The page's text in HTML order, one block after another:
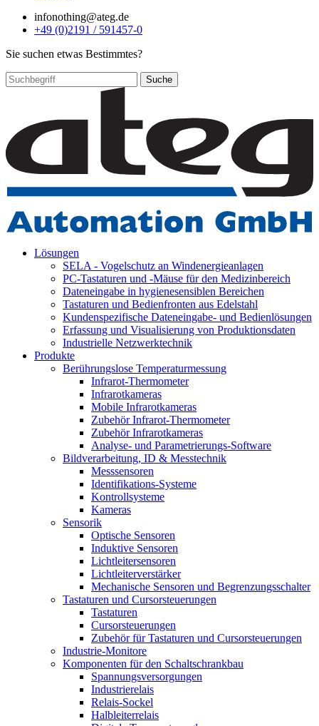
infonothing@ateg.de
+49 (0)2191 / 591457-0
Sie suchen etwas Bestimmtes?
Suche
Lösungen
SELA - Vogelschutz an Windenergieanlagen
PC-Tastaturen und -Mäuse für den Medizinbereich
Dateneingabe in hygienesensiblen Bereichen
Tastaturen und Bedienfronten aus Edelstahl
Kundenspezifische Dateneingabe- und Bedienlösungen
Erfassung und Visualisierung von Produktionsdaten
Industrielle Netzwerktechnik
Produkte
Berührungslose Temperaturmessung
Infrarot-Thermometer
Infrarotkameras
Mobile Infrarotkameras
Zubehör Infrarot-Thermometer
Zubehör Infrarotkameras
Analyse- und Parametrierungs-Software
Bildverarbeitung, ID & Messtechnik
Messsensoren
Identifikations-Systeme
Kontrollsysteme
Kameras
Sensorik
Optische Sensoren
Induktive Sensoren
Lichtleitersensoren
Lichtleiterverstärker
Mechanische Sensoren und Begrenzungsschalter
Tastaturen und Cursorsteuerungen
Tastaturen
Cursorsteuerungen
Zubehör für Tastaturen und Cursorsteuerungen
Industrie-Monitore
Komponenten für den Schaltschrankbau
Spannungsversorgungen
Industrierelais
Relais-Sockel
Halbleiterrelais